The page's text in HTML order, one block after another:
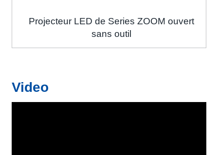
Projecteur LED de Series ZOOM ouvert
sans outil
Video